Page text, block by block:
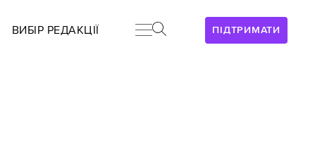
ПІДТРИМАТИ
ВИБІР РЕДАКЦІЇ